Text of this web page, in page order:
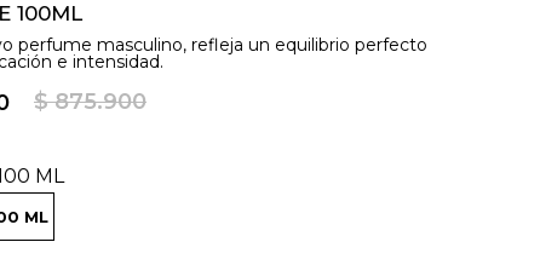
100ML
perfume masculino, refleja un equilibrio perfecto
e intensidad.
$ 875.900
ML
ML